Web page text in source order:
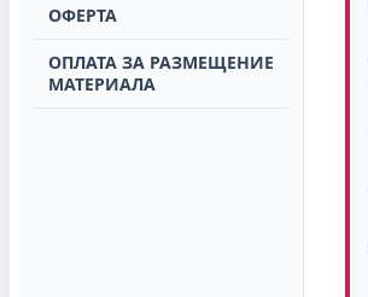
ОФЕРТА
ОПЛАТА ЗА РАЗМЕЩЕНИЕ
МАТЕРИАЛА